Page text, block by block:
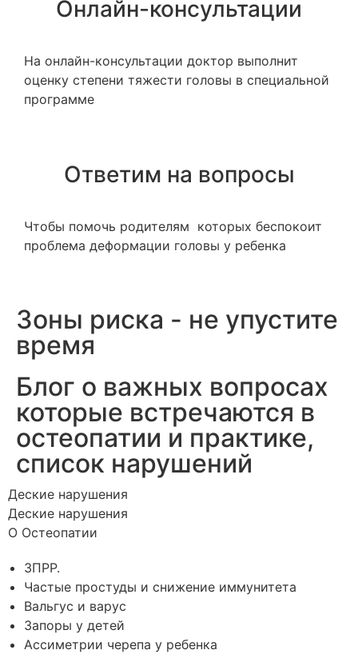
Онлайн-консультации
На онлайн-консультации доктор выполнит
оценку степени тяжести головы в специальной
программе
Ответим на вопросы
Чтобы помочь родителям которых беспокоит
проблема деформации головы у ребенка
Зоны риска - не упустите
время
Блог о важных вопросах
которые встречаются в
остеопатии и практике,
список нарушений
Деские нарушения
Деские нарушения
О Остеопатии
ЗПРР.
Частые простуды и снижение иммунитета
Вальгус и варус
Запоры у детей
Ассиметрии черепа у ребенка